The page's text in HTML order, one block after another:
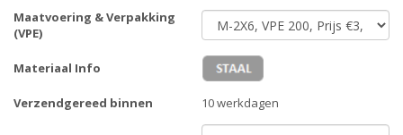
Maatvoering & Verpakking
(VPE)
Materiaal Info
Verzendgereed binnen 10 werkdagen